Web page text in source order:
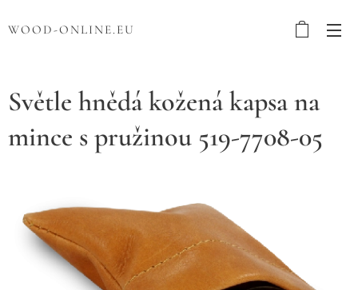
WOOD-ONLINE.EU
Světle hnědá kožená kapsa na
mince s pružinou 519-7708-05